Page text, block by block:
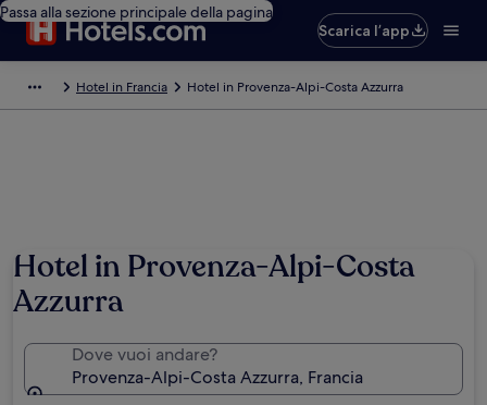
Passa alla sezione principale della pagina
Scarica l’app
Hotel in Francia Hotel in Provenza-Alpi-Costa Azzurra
Hotel in Provenza-Alpi-Costa
Azzurra
Dove vuoi andare?
Provenza-Alpi-Costa Azzurra, Francia